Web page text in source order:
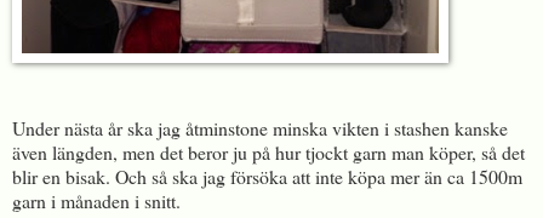
Under nästa år ska jag åtminstone minska vikten i stashen kanske
även längden, men det beror ju på hur tjockt garn man köper, så det
blir en bisak. Och så ska jag försöka att inte köpa mer än ca 1500m
garn i månaden i snitt.